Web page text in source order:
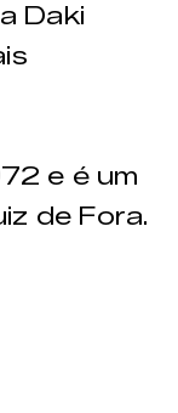
Daki
e é um
de Fora.